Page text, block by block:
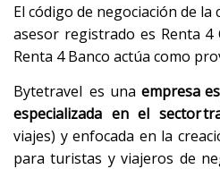
El código de negociación de la
asesor registrado es Renta
Renta 4 Banco actúa como
Bytetravel es una empresa
especializada en el sector
viajes) y enfocada en la
para turistas y viajeros de